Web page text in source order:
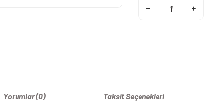
Yorumlar (0) Taksit Seçenekleri